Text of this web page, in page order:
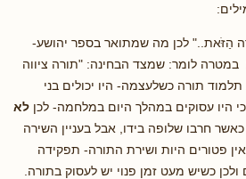
הַזֹּאת.." לכן מה שמתואר בספר יהושע-
במטרה לומר: שמצד הבחינה: "תורה ציווה
תורה כשלעצמה- היו יכולים בני
היו עסוקים במהלך היום במלחמה- לכן לא
חרבו שלופה בידו, אבל בעניין השירה
פטורים היות ושירת התורה- תפקידה
כשיש מעט זמן פנוי יש לעסוק בתורה.